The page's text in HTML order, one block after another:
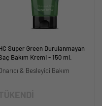
Super Green Durulanmayan
Bakım Kremi - 150 ml.
& Besleyici Bakım